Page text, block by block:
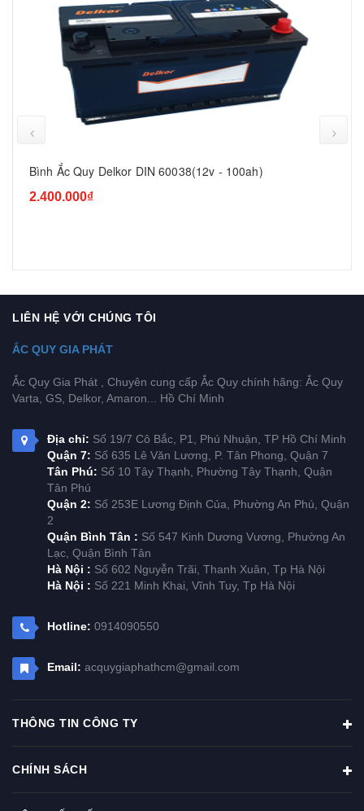
Bình Ắc Quy Delkor DIN 60038(12v - 100ah)
2.400.000₫
LIÊN HỆ VỚI CHÚNG TÔI
ẮC QUY GIA PHÁT
Ắc Quy Gia Phát , Chuyên cung cấp Ắc Quy chính hãng: Ắc Quy
Varta, GS, Delkor, Amaron... Hồ Chí Minh
Địa chỉ: Số 19/7 Cô Bắc, P1, Phú Nhuận, TP Hồ Chí Minh
Quận 7: Số 635 Lê Văn Lương, P. Tân Phong, Quận 7
Tân Phú: Số 10 Tây Thạnh, Phường Tây Thạnh, Quận
Tân Phú
Quận 2: Số 253E Lương Định Của, Phường An Phú, Quận
2
Quận Bình Tân : Số 547 Kinh Dương Vương, Phường An
Lạc, Quận Bình Tân
Hà Nội : Số 602 Nguyễn Trãi, Thanh Xuân, Tp Hà Nội
Hà Nội : Số 221 Minh Khai, Vĩnh Tuy, Tp Hà Nội
Hotline: 0914090550
Email: acquygiaphathcm@gmail.com
THÔNG TIN CÔNG TY
CHÍNH SÁCH